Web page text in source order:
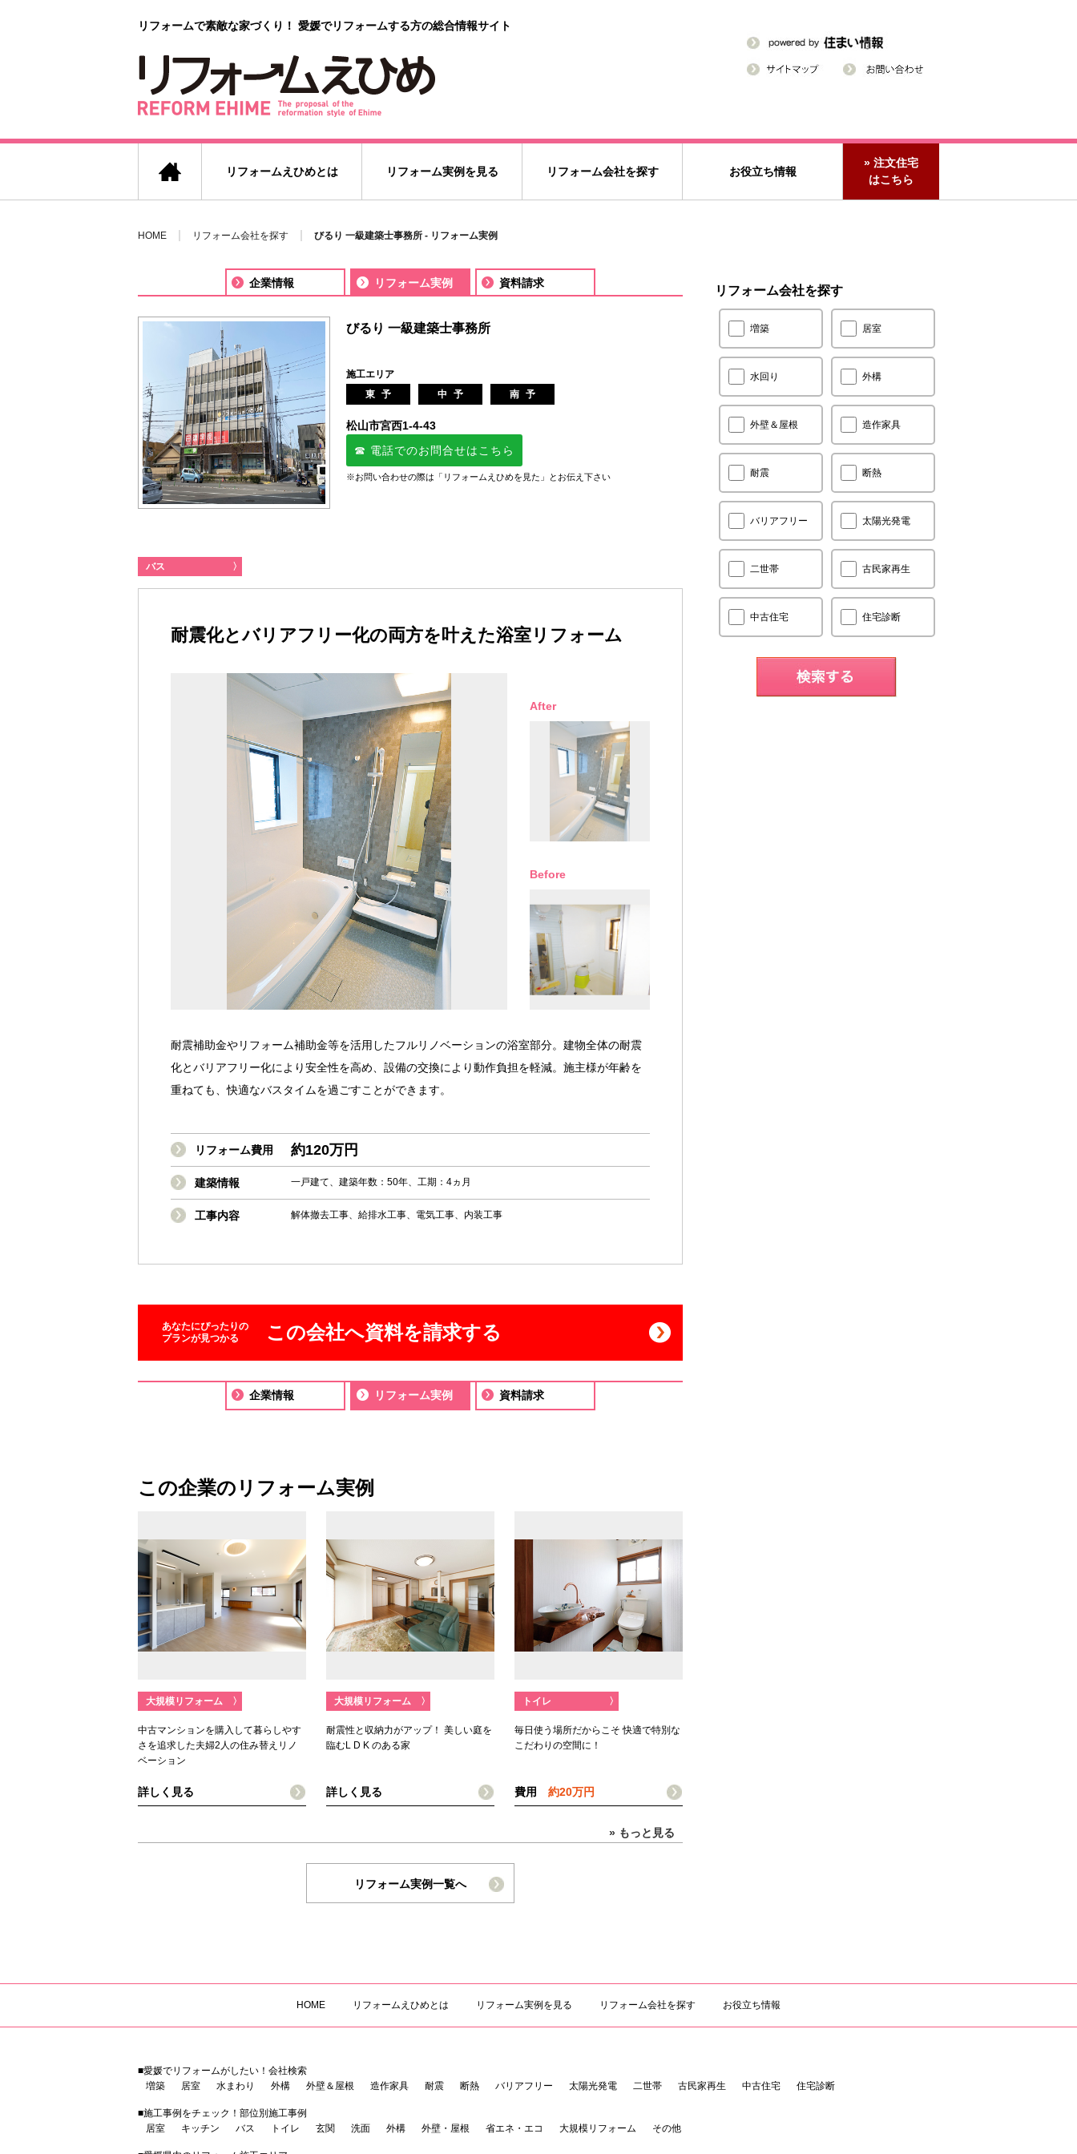
リフォームで素敵な家づくり！ 愛媛でリフォームする方の総合情報サイト
リフォームえひめとは リフォーム実例を見る リフォーム会社を探す お役立ち情報
» 注文住宅
はこちら
HOME リフォーム会社を探す びるり 一級建築士事務所 - リフォーム実例
企業情報 リフォーム実例 資料請求
びるり 一級建築士事務所
施工エリア
東予
中予 南予
松山市宮西1-4-43
☎ 電話でのお問合せはこちら
※お問い合わせの際は「リフォームえひめを見た」とお伝え下さい
バス 〉
耐震化とバリアフリー化の両方を叶えた浴室リフォーム
After
Before
耐震補助金やリフォーム補助金等を活用したフルリノベーションの浴室部分。建物全体の耐震
化とバリアフリー化により安全性を高め、設備の交換により動作負担を軽減。施主様が年齢を
重ねても、快適なバスタイムを過ごすことができます。
リフォーム費用 約120万円
建築情報 一戸建て、建築年数：50年、工期：4ヵ月
工事内容 解体撤去工事、給排水工事、電気工事、内装工事
あなたにぴったりの
プランが見つかる
この会社へ資料を請求する
企業情報 リフォーム実例 資料請求
この企業のリフォーム実例
大規模リフォーム 〉
中古マンションを購入して暮らしやす
さを追求した夫婦2人の住み替えリノ
ベーション
詳しく見る
大規模リフォーム 〉
耐震性と収納力がアップ！ 美しい庭を
臨むL D K のある家
詳しく見る
トイレ 〉
毎日使う場所だからこそ 快適で特別な
こだわりの空間に！
費用 約20万円
» もっと見る
リフォーム実例一覧へ
リフォーム会社を探す
増築 居室
水回り 外構
外壁＆屋根 造作家具
耐震 断熱
バリアフリー 太陽光発電
二世帯 古民家再生
中古住宅 住宅診断
HOME リフォームえひめとは リフォーム実例を見る リフォーム会社を探す お役立ち情報
■愛媛でリフォームがしたい！会社検索
増築
居室 水まわり 外構 外壁＆屋根 造作家具 耐震 断熱 バリアフリー 太陽光発電 二世帯 古民家再生 中古住宅 住宅診断
■施工事例をチェック！部位別施工事例
居室
キッチン バス トイレ 玄関 洗面 外構 外壁・屋根 省エネ・エコ 大規模リフォーム その他